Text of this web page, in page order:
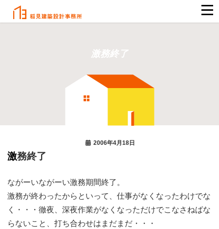
激務終了
2006年4月18日
激務終了
ながーいながーい激務期間終了。
激務が終わったからといって、仕事がなくなったわけでな
く・・・徹夜、深夜作業がなくなっただけでこなさねばな
らないこと、打ち合わせはまだまだ・・・